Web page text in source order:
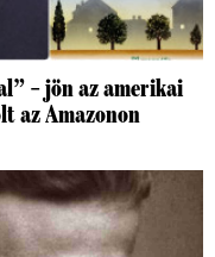
– jön az amerikai
az Amazonon